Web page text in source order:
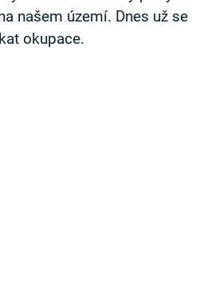
našem území. Dnes už se
okupace.